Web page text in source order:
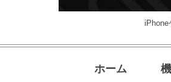
iPhone
ホーム